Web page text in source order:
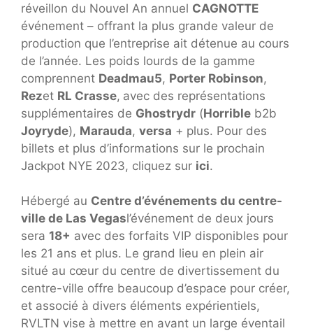
réveillon du Nouvel An annuel CAGNOTTE
événement – ​​offrant la plus grande valeur de
production que l’entreprise ait détenue au cours
de l’année. Les poids lourds de la gamme
comprennent Deadmau5, Porter Robinson,
Rezet RL Crasse, avec des représentations
supplémentaires de Ghostrydr (Horrible b2b
Joyryde), Marauda, versa + plus. Pour des
billets et plus d’informations sur le prochain
Jackpot NYE 2023, cliquez sur ici.
Hébergé au Centre d’événements du centre-
ville de Las Vegasl’événement de deux jours
sera 18+ avec des forfaits VIP disponibles pour
les 21 ans et plus. Le grand lieu en plein air
situé au cœur du centre de divertissement du
centre-ville offre beaucoup d’espace pour créer,
et associé à divers éléments expérientiels,
RVLTN vise à mettre en avant un large éventail